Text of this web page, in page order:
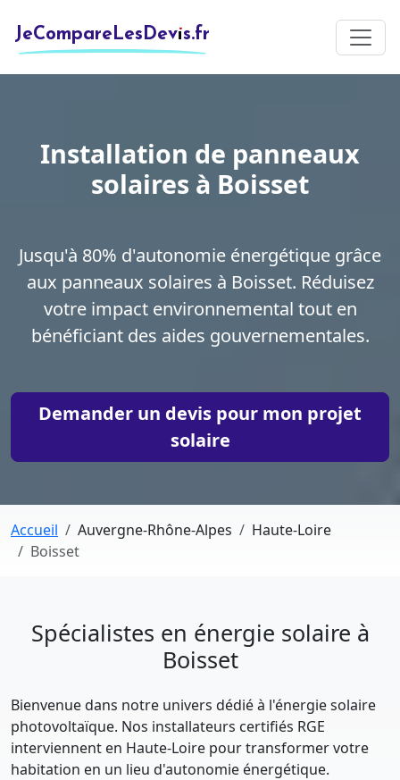
JeCompareLesDevis.fr
Installation de panneaux
solaires à Boisset
Jusqu'à 80% d'autonomie énergétique grâce
aux panneaux solaires à Boisset. Réduisez
votre impact environnemental tout en
bénéficiant des aides gouvernementales.
Demander un devis pour mon projet
solaire
Accueil Auvergne-Rhône-Alpes
Haute-Loire
Boisset
Spécialistes en énergie solaire à
Boisset
Bienvenue dans notre univers dédié à l'énergie solaire
photovoltaïque. Nos installateurs certifiés RGE
interviennent en Haute-Loire pour transformer votre
habitation en un lieu d'autonomie énergétique.